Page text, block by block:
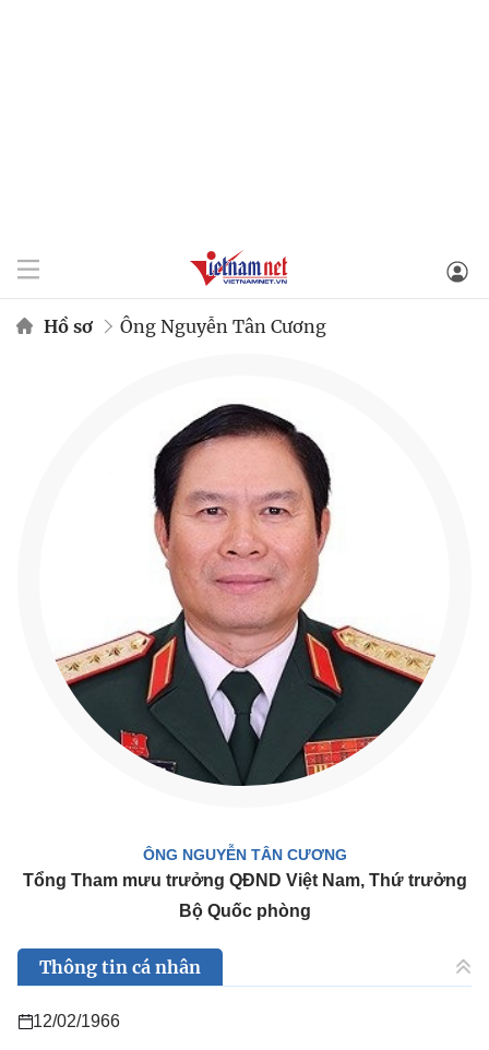
Hồ sơ Ông Nguyễn Tân Cương
ÔNG NGUYỄN TÂN CƯƠNG
Tổng Tham mưu trưởng QĐND Việt Nam, Thứ trưởng
Bộ Quốc phòng
Thông tin cá nhân
12/02/1966